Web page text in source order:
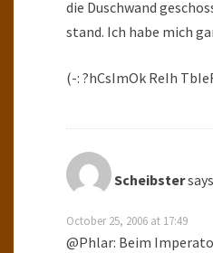
die Duschwand
stand. Ich habe mich
(-: ?hCsImOk ReIh
Scheibster
October 25, 2006 at 17:49
@Phlar: Beim